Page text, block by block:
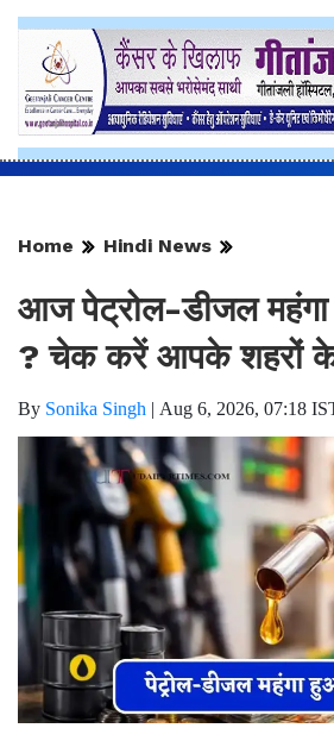
Home Hindi News
आज पेट्रोल-डीजल
? चेक करें आपके शहरों के
By Sonika Singh | Aug 6, 2026, 07:18